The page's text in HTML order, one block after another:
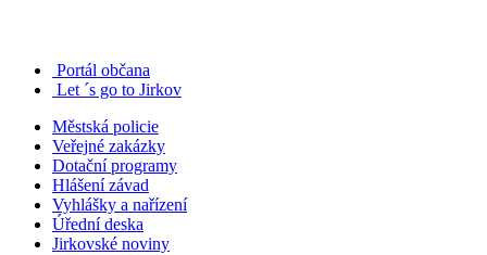
Portál občana
Let ´s go to Jirkov
Městská policie
Veřejné zakázky
Dotační programy
Hlášení závad
Vyhlášky a nařízení
Úřední deska
Jirkovské noviny